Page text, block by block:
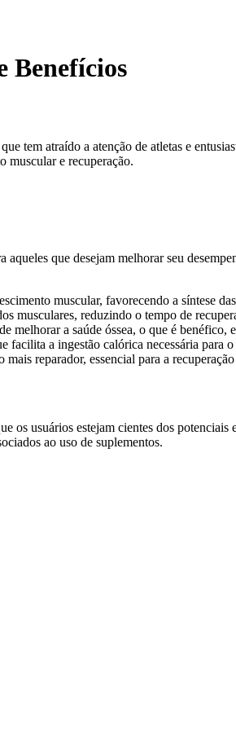
Benefícios
tem atraído a atenção de atletas e
muscular e recuperação.
que desejam melhorar seu
muscular, favorecendo a síntese
musculares, reduzindo o tempo de
melhorar a saúde óssea, o que é benéfico,
a ingestão calórica necessária para o
reparador, essencial para a
usuários estejam cientes dos
ao uso de suplementos.